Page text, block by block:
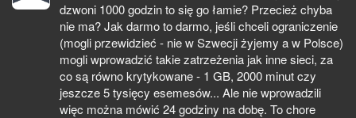
dzwoni 1000 godzin to się go łamie? Przecież chyba
nie ma? Jak darmo to darmo, jeśli chceli ograniczenie
(mogli przewidzieć - nie w Szwecji żyjemy a w Polsce)
mogli wprowadzić takie zatrzeżenia jak inne sieci, za
co są równo krytykowane - 1 GB, 2000 minut czy
jeszcze 5 tysięcy esemesów... Ale nie wprowadzili
więc można mówić 24 godziny na dobę. To chore